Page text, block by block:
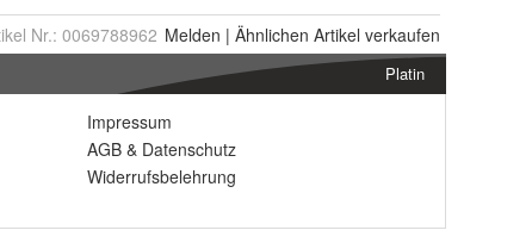
Nr.: 0069788962 Melden | Ähnlichen Artikel verkaufen
Platin
Impressum
AGB & Datenschutz
Widerrufsbelehrung